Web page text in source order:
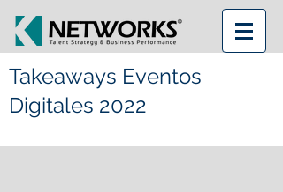
Takeaways Eventos
Digitales 2022